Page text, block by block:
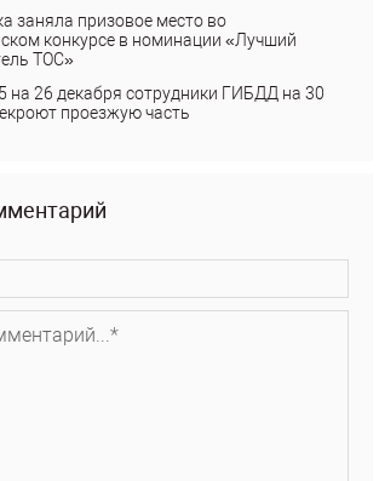
заняла призовое место во
конкурсе в номинации «Лучший
ТОС»
на 26 декабря сотрудники ГИБДД на 30
проезжую часть